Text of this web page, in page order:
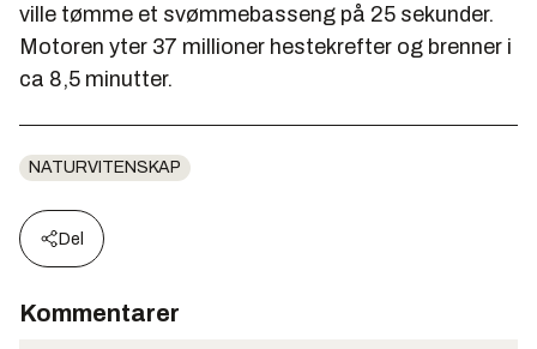
ville tømme et svømmebasseng på 25 sekunder.
Motoren yter 37 millioner hestekrefter og brenner i
ca 8,5 minutter.
NATURVITENSKAP
Del
Kommentarer